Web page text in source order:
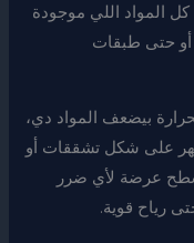
كل المواد اللي موجودة
حتى طبقات
بيضعف المواد دي،
على شكل تشققات أو
عرضة لأي ضرر
رياح قوية.